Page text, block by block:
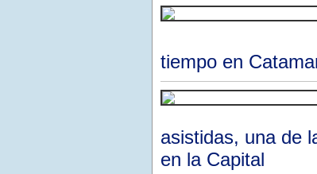
tiempo en
asistidas, una de
en la Capital